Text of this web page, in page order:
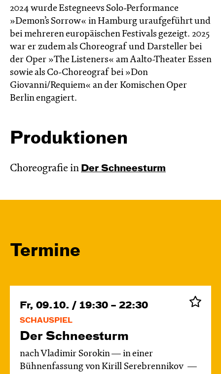
2024 wurde Estegneevs Solo-Performance
»Demon’s Sorrow« in Hamburg uraufgeführt und
bei mehreren europäischen Festivals gezeigt. 2025
war er zudem als Choreograf und Darsteller bei
der Oper »The Listeners« am Aalto-Theater Essen
sowie als Co-Choreograf bei »Don
Giovanni/Requiem« an der Komischen Oper
Berlin engagiert.
Produktionen
Choreografie in Der Schnee­sturm
Termine
Fr, 09.10. / 19:30 – 22:30
SCHAUSPIEL
Der Schnee­sturm
nach Vladimir Sorokin — in einer
Bühnenfassung von Kirill Serebrennikov